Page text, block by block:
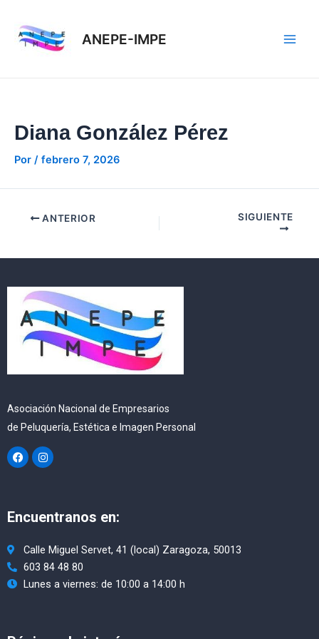
contenido
ANEPE-IMPE
Diana González Pérez
Por / febrero 7, 2026
de
entradas
ANTERIOR SIGUIENTE
Asociación Nacional de Empresarios
de Peluquería, Estética e Imagen Personal
F
a
c
o
k
I
n
s
r
a
Encuentranos en:
Calle Miguel Servet, 41 (local) Zaragoza, 50013
603 84 48 80
Lunes a viernes: de 10:00 a 14:00 h